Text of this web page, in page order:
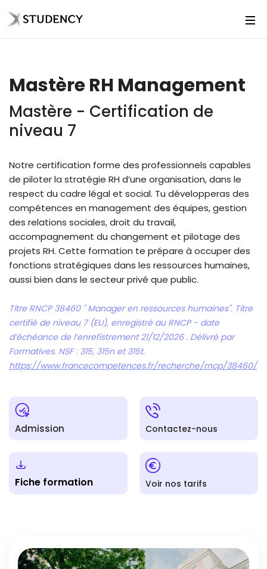
Mastère RH Management
Mastère - Certification de
niveau 7
Notre certification forme des professionnels capables
de piloter la stratégie RH d’une organisation, dans le
respect du cadre légal et social. Tu développeras des
compétences en management des équipes, gestion
des relations sociales, droit du travail,
accompagnement du changement et pilotage des
projets RH. Cette formation te prépare à occuper des
fonctions stratégiques dans les ressources humaines,
aussi bien dans le secteur privé que public.
Titre RNCP 38460 " Manager en ressources humaines". Titre
certifié de niveau 7 (EU), enregistré au RNCP - date
d’échéance de l’enrefistrement 21/12/2026 . Délivré par
Formatives. NSF : 315, 315n et 315t.
https://www.francecompetences.fr/recherche/rncp/38460/
Admission Contactez-nous
Fiche formation Voir nos tarifs